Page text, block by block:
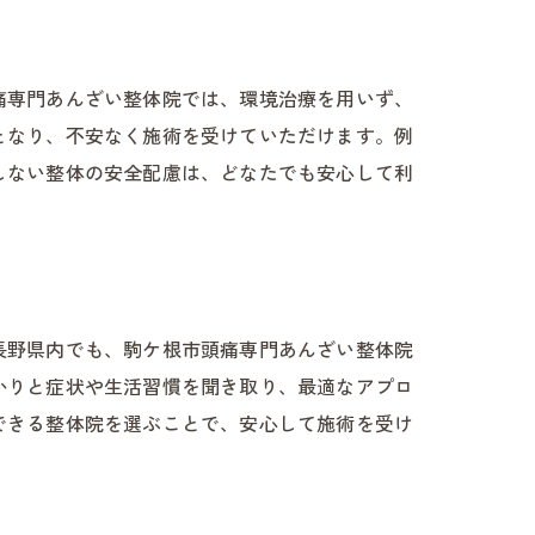
門あんざい整体院では、環境治療を用いず、
り、不安なく施術を受けていただけます。例
い整体の安全配慮は、どなたでも安心して利
県内でも、駒ケ根市頭痛専門あんざい整体院
と症状や生活習慣を聞き取り、最適なアプロ
る整体院を選ぶことで、安心して施術を受け